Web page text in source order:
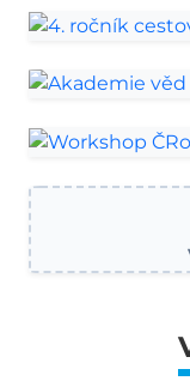
Echtpraxe
4.
Akademie
Workshop